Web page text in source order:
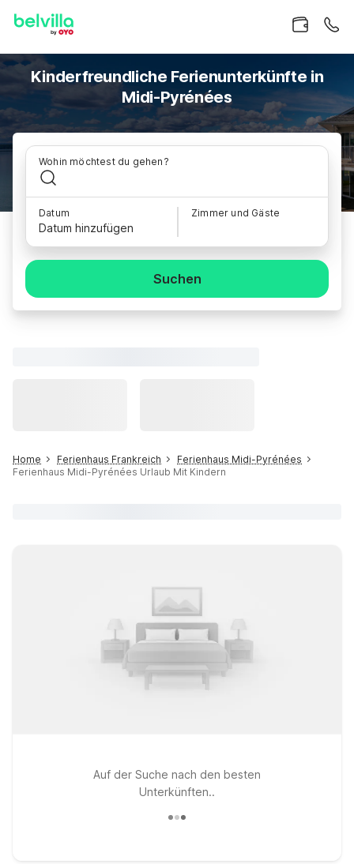
Kinderfreundliche Ferienunterkünfte in
Midi-Pyrénées
Wohin möchtest du gehen?
Datum
Datum hinzufügen
Zimmer und Gäste
Suchen
Home Ferienhaus Frankreich
Ferienhaus Midi-Pyrénées
Ferienhaus Midi-Pyrénées Urlaub Mit Kindern
Auf der Suche nach den besten
Unterkünften..